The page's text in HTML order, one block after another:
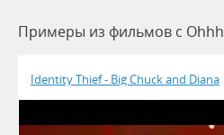
Примеры из фильмов c Ohhh
Identity Thief - Big Chuck and Diana